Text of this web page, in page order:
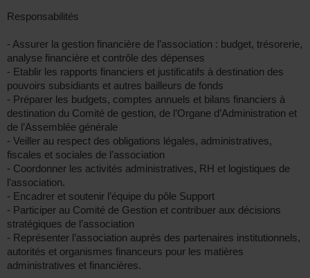
Responsabilités
- Assurer la gestion financière de l’association : budget, trésorerie,
analyse financière et contrôle des dépenses
- Etablir les rapports financiers et justificatifs à destination des
pouvoirs subsidiants et autres bailleurs de fonds
- Préparer les budgets, comptes annuels et bilans financiers à
destination du Comité de gestion, de l’Organe d’Administration et
de l’Assemblée générale
- Veiller au respect des obligations légales, administratives,
fiscales et sociales de l’association
- Coordonner les activités administratives, RH et logistiques de
l’association.
- Encadrer et soutenir l’équipe du pôle Support
- Participer au Comité de Gestion et contribuer aux décisions
stratégiques de l’association
- Représenter l’association auprès des partenaires institutionnels,
autorités et organismes financeurs pour les matières
administratives et financières.